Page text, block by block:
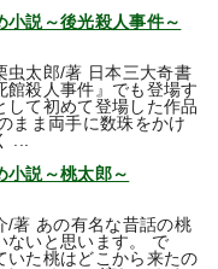
小説～後光殺人事件～
虫太郎/著 日本三大奇書
殺人事件』でも登場す
して初めて登場した作品
まま両手に数珠をかけ
...
小説～桃太郎～
/著 あの有名な昔話の桃
ないと思います。 で
いた桃はどこから来たの